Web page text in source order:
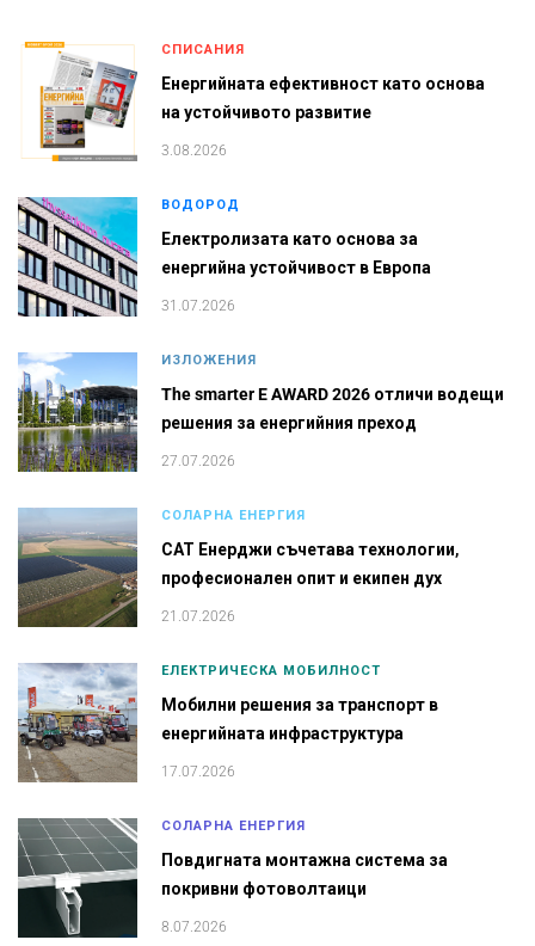
СПИСАНИЯ
Енергийната ефективност като основа
на устойчивото развитие
3.08.2026
ВОДОРОД
Електролизата като основа за
енергийна устойчивост в Европа
31.07.2026
ИЗЛОЖЕНИЯ
The smarter E AWARD 2026 отличи водещи
решения за енергийния преход
27.07.2026
СОЛАРНА ЕНЕРГИЯ
САТ Енерджи съчетава технологии,
професионален опит и екипен дух
21.07.2026
ЕЛЕКТРИЧЕСКА МОБИЛНОСТ
Мобилни решения за транспорт в
енергийната инфраструктура
17.07.2026
СОЛАРНА ЕНЕРГИЯ
Повдигната монтажна система за
покривни фотоволтаици
8.07.2026